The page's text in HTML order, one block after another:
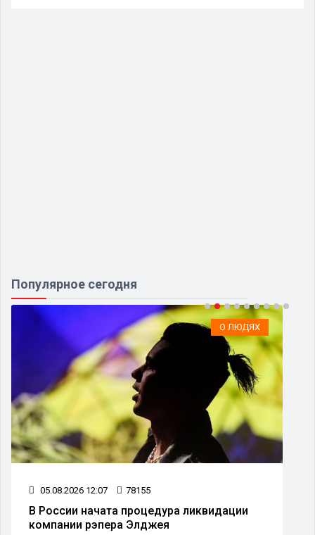
Популярное сегодня
О ЛЮДЯХ
05.08.2026 12:07 78155
В России начата процедура ликвидации
компании рэпера Элджея